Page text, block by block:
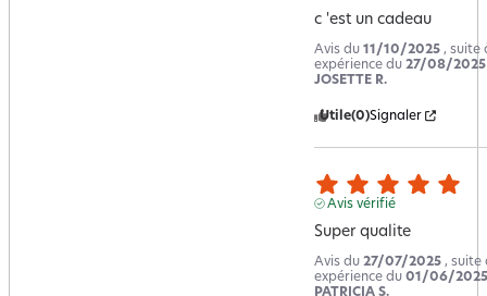
c 'est un cadeau
Avis du 11/10/2025 , suite
expérience du 27/08/2025
JOSETTE R.
Utile(0)Signaler
Avis vérifié
Super qualite
Avis du 27/07/2025 , suite
expérience du 01/06/2025
PATRICIA S.